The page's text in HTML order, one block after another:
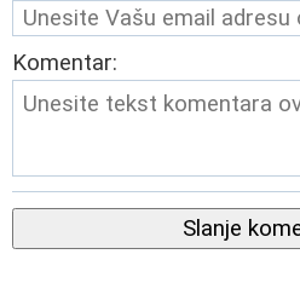
Komentar:
Slanje